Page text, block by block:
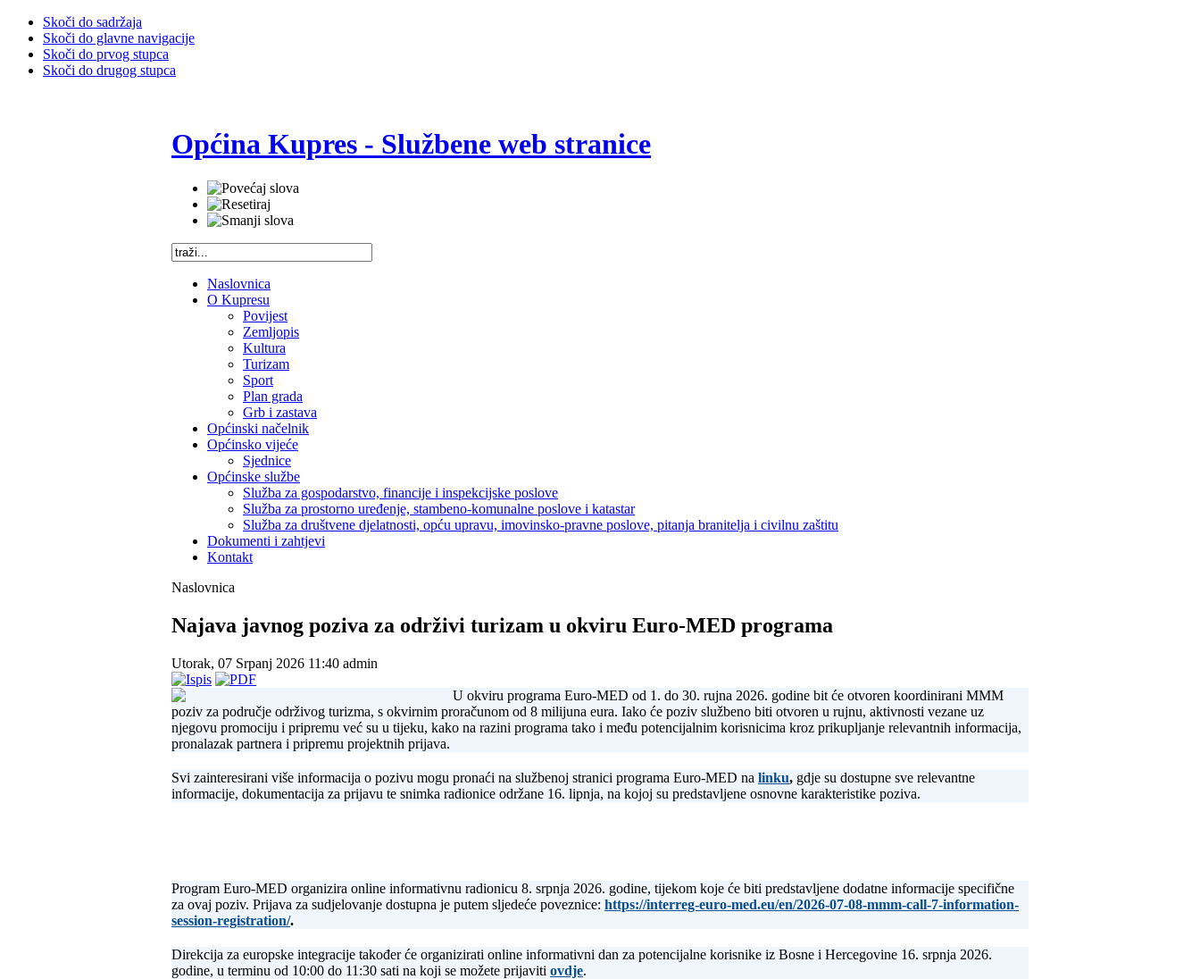
Skoči do sadržaja
Skoči do glavne navigacije
Skoči do prvog stupca
Skoči do drugog stupca
Općina Kupres - Službene web stranice
Naslovnica
O Kupresu
Povijest
Zemljopis
Kultura
Turizam
Sport
Plan grada
Grb i zastava
Općinski načelnik
Općinsko vijeće
Sjednice
Općinske službe
Služba za gospodarstvo, financije i inspekcijske poslove
Služba za prostorno uređenje, stambeno-komunalne poslove i katastar
Služba za društvene djelatnosti, opću upravu, imovinsko-pravne poslove, pitanja branitelja i civilnu zaštitu
Dokumenti i zahtjevi
Kontakt
Naslovnica
Najava javnog poziva za održivi turizam u okviru Euro-MED programa
Utorak, 07 Srpanj 2026 11:40 admin
U okviru programa Euro-MED od 1. do 30. rujna 2026. godine bit će otvoren koordinirani MMM
poziv za područje održivog turizma, s okvirnim proračunom od 8 milijuna eura. Iako će poziv službeno biti otvoren u rujnu, aktivnosti vezane uz
njegovu promociju i pripremu već su u tijeku, kako na razini programa tako i među potencijalnim korisnicima kroz prikupljanje relevantnih informacija,
pronalazak partnera i pripremu projektnih prijava.
Svi zainteresirani više informacija o pozivu mogu pronaći na službenoj stranici programa Euro-MED na linku, gdje su dostupne sve relevantne
informacije, dokumentacija za prijavu te snimka radionice održane 16. lipnja, na kojoj su predstavljene osnovne karakteristike poziva.
Program Euro-MED organizira online informativnu radionicu 8. srpnja 2026. godine, tijekom koje će biti predstavljene dodatne informacije specifične
za ovaj poziv. Prijava za sudjelovanje dostupna je putem sljedeće poveznice: https://interreg-euro-med.eu/en/2026-07-08-mmm-call-7-information-
session-registration/.
Direkcija za europske integracije također će organizirati online informativni dan za potencijalne korisnike iz Bosne i Hercegovine 16. srpnja 2026.
godine, u terminu od 10:00 do 11:30 sati na koji se možete prijaviti ovdje.